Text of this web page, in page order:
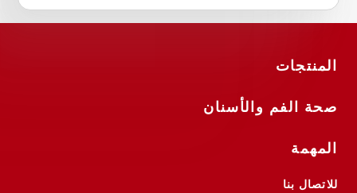
المنتجات
صحة الفم والأسنان
المهمة
للاتصال بنا